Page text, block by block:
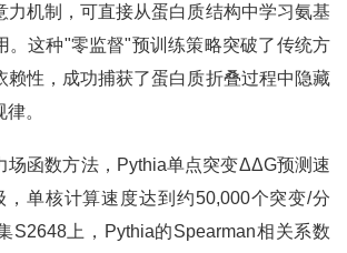
力机制，可直接从蛋白质结构中学习氨基
。这种"零监督"预训练策略突破了传统方
赖性，成功捕获了蛋白质折叠过程中隐藏
。
函数方法，Pythia单点突变ΔΔG预测速
，单核计算速度达到约50,000个突变/分
S2648上，Pythia的Spearman相关系数